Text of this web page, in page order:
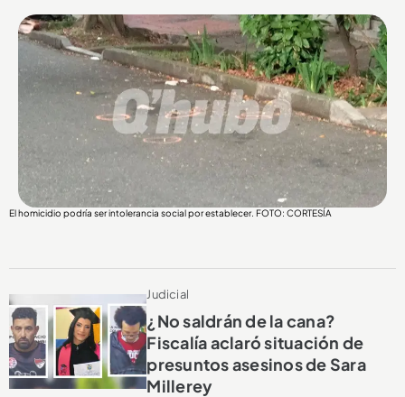
El homicidio podría ser intolerancia social por establecer. FOTO: CORTESÍA
Judicial
¿No saldrán de la cana?
Fiscalía aclaró situación de
presuntos asesinos de Sara
Millerey